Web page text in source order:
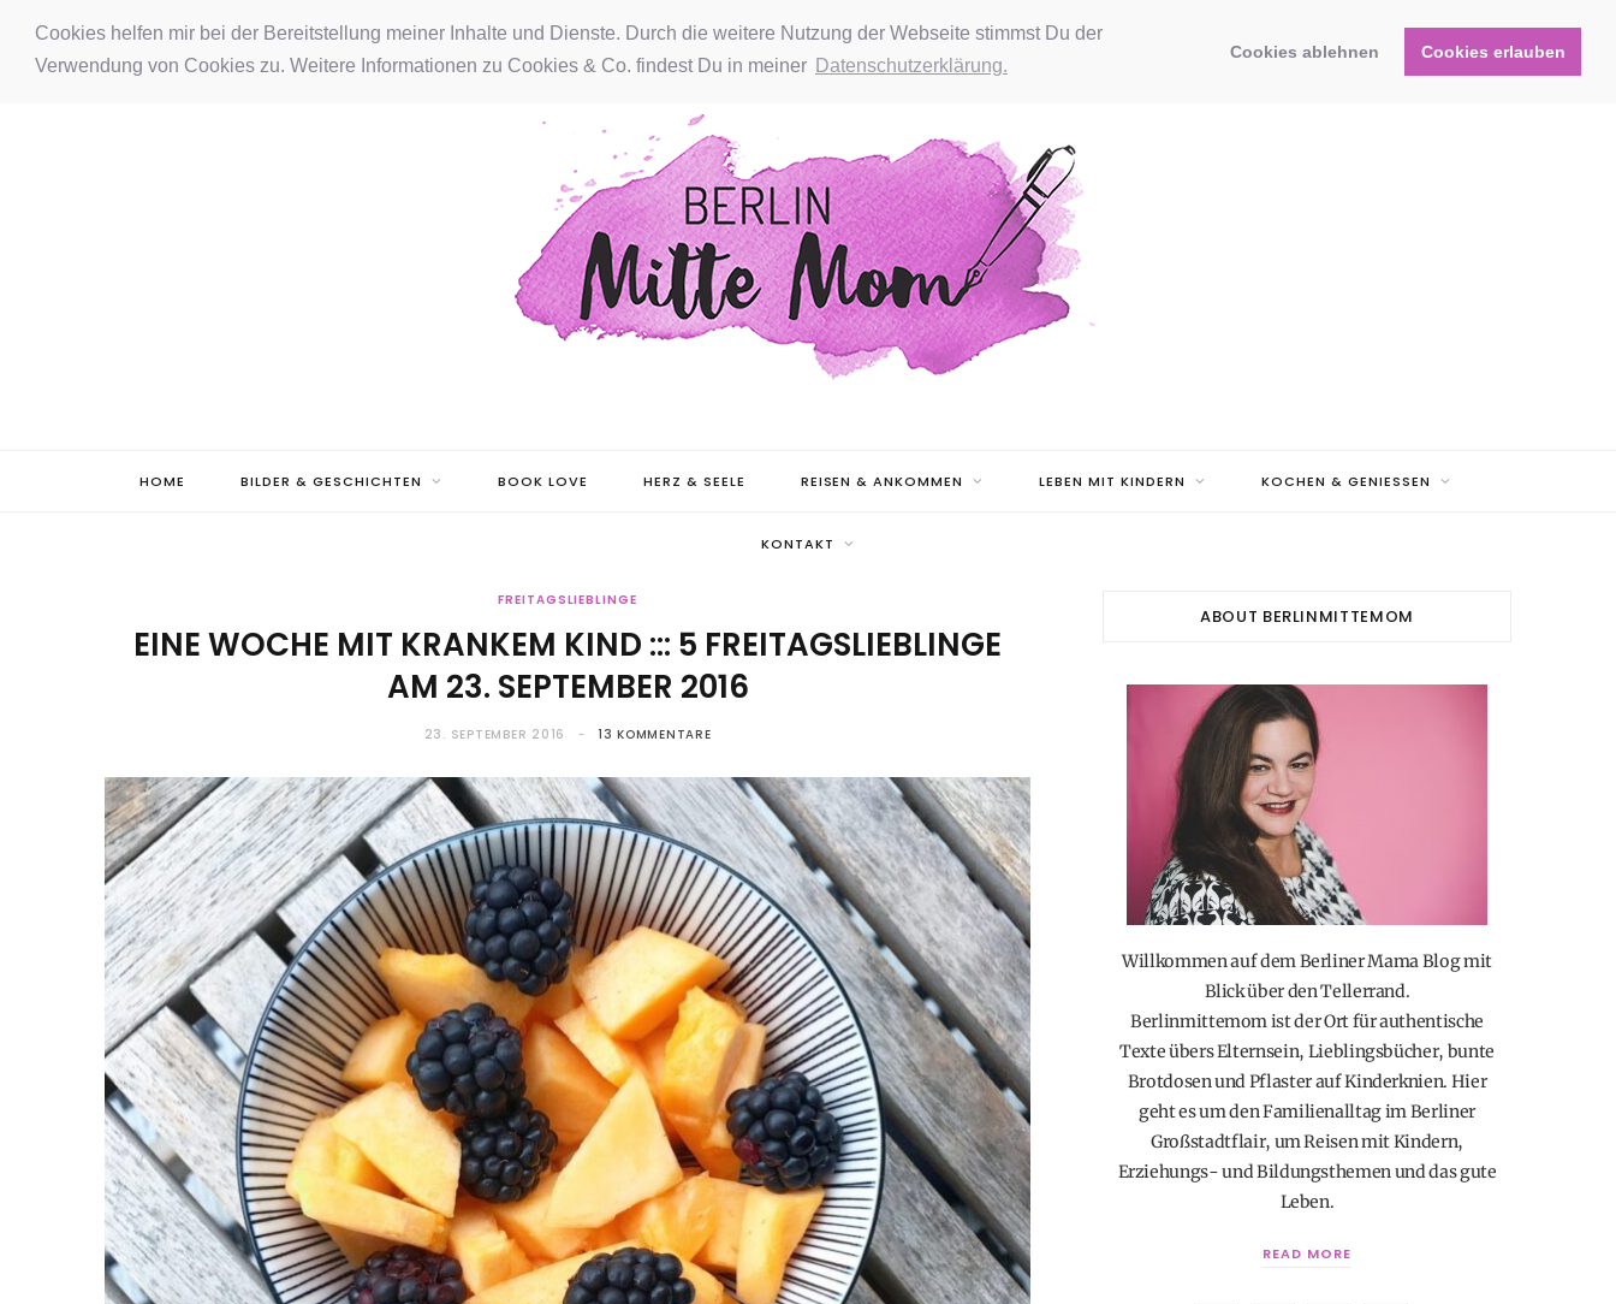
Cookies helfen mir bei der Bereitstellung meiner Inhalte und Dienste. Durch die weitere Nutzung der Webseite stimmst Du der
Verwendung von Cookies zu. Weitere Informationen zu Cookies & Co. findest Du in meiner Datenschutzerklärung.
Cookies ablehnen Cookies erlauben
a n
P
i
HOME BILDER & GESCHICHTEN BOOK LOVE HERZ & SEELE REISEN & ANKOMMEN LEBEN MIT KINDERN KOCHEN & GENIESSEN
KONTAKT
FREITAGSLIEBLINGE
EINE WOCHE MIT KRANKEM KIND ::: 5 FREITAGSLIEBLINGE
AM 23. SEPTEMBER 2016
23. SEPTEMBER 2016 13 KOMMENTARE
ABOUT BERLINMITTEMOM
Willkommen auf dem Berliner Mama Blog mit
Blick über den Tellerrand.
Berlinmittemom ist der Ort für authentische
Texte übers Elternsein, Lieblingsbücher, bunte
Brotdosen und Pflaster auf Kinderknien. Hier
geht es um den Familienalltag im Berliner
Großstadtflair, um Reisen mit Kindern,
Erziehungs- und Bildungsthemen und das gute
Leben.
READ MORE